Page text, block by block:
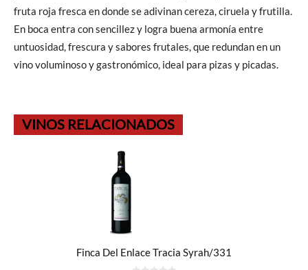
fruta roja fresca en donde se adivinan cereza, ciruela y frutilla.
En boca entra con sencillez y logra buena armonía entre
untuosidad, frescura y sabores frutales, que redundan en un
vino voluminoso y gastronómico, ideal para pizas y picadas.
VINOS RELACIONADOS
Finca Del Enlace Tracia Syrah/331